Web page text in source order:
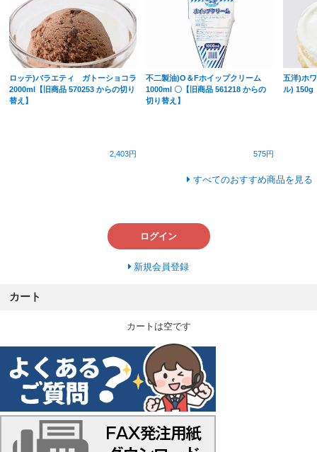
ロッテ)バラエティ ガトーショコラ
2000ml【旧商品 570253 からの切り
替え】
2,403円
不二製油)O＆Fホイップクリーム
1000ml 〇【旧商品 561218 からの
切り替え】
575円
五洋)ホ
ル) 150g
すべてのおすすめ商品を見る
ログイン
新規会員登録
カート
カートは空です